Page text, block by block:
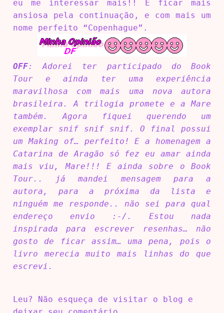
eu me interessar mais!! E ficar mais
ansiosa pela continuação, e com mais um
nome perfeito “Copenhague”.
OFF: Adorei ter participado do Book
Tour e ainda ter uma experiência
maravilhosa com mais uma nova autora
brasileira. A trilogia promete e a Mare
também. Agora fiquei querendo um
exemplar snif snif snif. O final possui
um Making of… perfeito! E a homenagem a
Catarina de Aragão só fez eu amar ainda
mais viu, Mare!!! E ainda sobre o Book
Tour.. já mandei mensagem para a
autora, para a próxima da lista e
ninguém me responde.. não sei para qual
endereço envio :-/. Estou nada
inspirada para escrever resenhas… não
gosto de ficar assim… uma pena, pois o
livro merecia muito mais linhas do que
escrevi.
Leu? Não esqueça de visitar o blog e